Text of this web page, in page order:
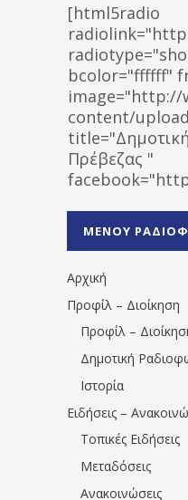
[html5radio
bcolor="ffffff"
image="http://
content/
Πρέβεζας "
ΜΕΝΟΥ
Αρχική
Προφίλ – Διοίκηση
Προφίλ –
Δημοτική
Ιστορία
Ειδήσεις –
Τοπικές Ειδήσεις
Μεταδόσεις
Ανακοινώσεις